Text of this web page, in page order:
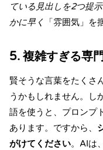
ている見出しを2つ提
かに早く
「雰囲気」を
5. 複雑すぎる専
賢そうな言葉をたくさ
うかもしれません。し
語を使うと、プロンプ
あります。ですから、
がけてください。AIは